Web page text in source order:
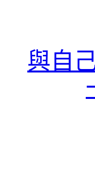
與自